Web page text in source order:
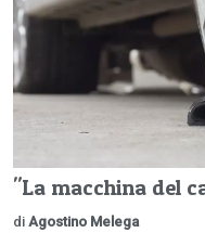
"La macchina del
di Agostino Melega